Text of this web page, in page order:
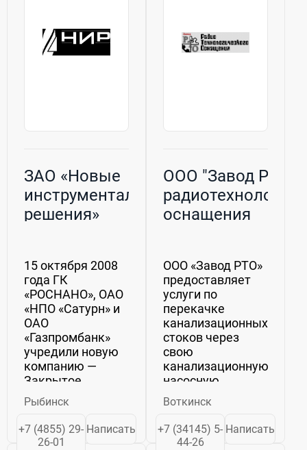
ЗАО «Новые
инструментальные
решения»
15 октября 2008
года ГК
«РОСНАНО», ОАО
«НПО «Сатурн» и
ОАО
«Газпромбанк»
учредили новую
компанию —
Закрытое
акционерное
общество «Новые
инструментальные
решения».26
Рыбинск
+7 (4855) 29-
26-01
Написать
ООО "Завод РТО"
оснащения
ООО «Завод РТО»
предоставляет
услуги по
перекачке
канализационных
стоков через
свою
канализационную
насосную
станцию
(КНС).Протяженность
канализационных
сетей – 1,25
Воткинск
+7 (34145) 5-
44-26
Написать